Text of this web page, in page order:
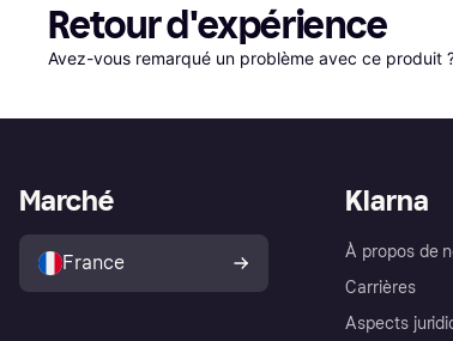
Retour d'expérience
Avez-vous remarqué un problème avec ce produit
Klarna
À propos de
Carrières
Aspects
Marché
France